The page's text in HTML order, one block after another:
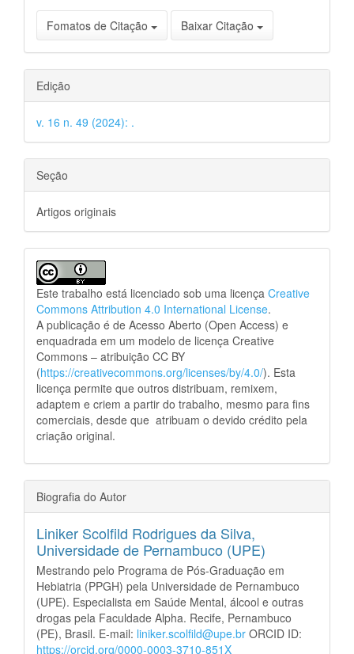
Fomatos de Citação Baixar Citação
Edição
v. 16 n. 49 (2024): .
Seção
Artigos originais
Este trabalho está licenciado sob uma licença Creative
Commons Attribution 4.0 International License.
A publicação é de Acesso Aberto (Open Access) e
enquadrada em um modelo de licença Creative
Commons – atribuição CC BY
(https://creativecommons.org/licenses/by/4.0/). Esta
licença permite que outros distribuam, remixem,
adaptem e criem a partir do trabalho, mesmo para fins
comerciais, desde que atribuam o devido crédito pela
criação original.
Biografia do Autor
Liniker Scolfild Rodrigues da Silva,
Universidade de Pernambuco (UPE)
Mestrando pelo Programa de Pós-Graduação em
Hebiatria (PPGH) pela Universidade de Pernambuco
(UPE). Especialista em Saúde Mental, álcool e outras
drogas pela Faculdade Alpha. Recife, Pernambuco
(PE), Brasil. E-mail: liniker.scolfild@upe.br ORCID ID:
https://orcid.org/0000-0003-3710-851X